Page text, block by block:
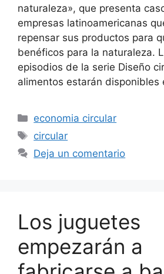
naturaleza», que presenta
empresas latinoamericanas
repensar sus productos para
benéficos para la naturaleza.
episodios de la serie Diseño
alimentos estarán disponibles
Categorías
economia circular
Etiquetas
circular
Deja un comentario
Los juguetes
empezarán a